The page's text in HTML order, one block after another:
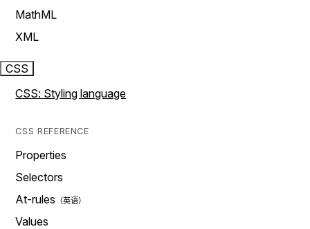
MathML
XML
CSS
CSS: Styling language
CSS REFERENCE
Properties
Selectors
At-rules
Values